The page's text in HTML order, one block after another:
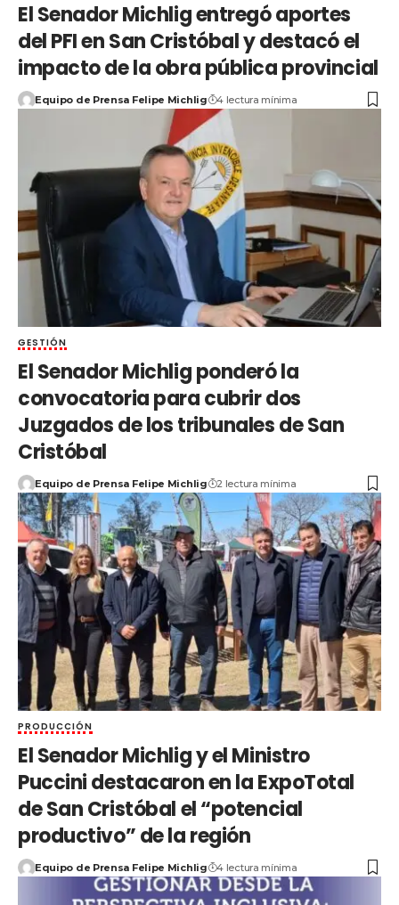
El Senador Michlig entregó aportes
del PFI en San Cristóbal y destacó el
impacto de la obra pública provincial
Equipo de Prensa Felipe Michlig 4 lectura mínima
GESTIÓN
El Senador Michlig ponderó la
convocatoria para cubrir dos
Juzgados de los tribunales de San
Cristóbal
Equipo de Prensa Felipe Michlig 2 lectura mínima
PRODUCCIÓN
El Senador Michlig y el Ministro
Puccini destacaron en la ExpoTotal
de San Cristóbal el “potencial
productivo” de la región
Equipo de Prensa Felipe Michlig 4 lectura mínima